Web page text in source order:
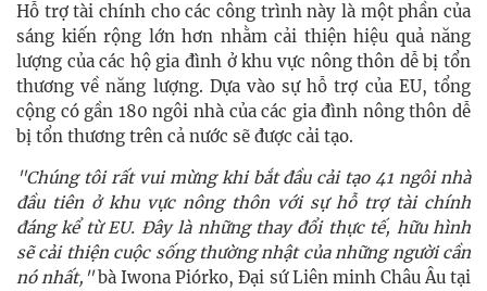
Hỗ trợ tài chính cho các công trình này là một phần của
sáng kiến rộng lớn hơn nhằm cải thiện hiệu quả năng
lượng của các hộ gia đình ở khu vực nông thôn dễ bị tổn
thương về năng lượng. Dựa vào sự hỗ trợ của EU, tổng
cộng có gần 180 ngôi nhà của các gia đình nông thôn dễ
bị tổn thương trên cả nước sẽ được cải tạo.
"Chúng tôi rất vui mừng khi bắt đầu cải tạo 41 ngôi nhà
đầu tiên ở khu vực nông thôn với sự hỗ trợ tài chính
đáng kể từ EU. Đây là những thay đổi thực tế, hữu hình
sẽ cải thiện cuộc sống thường nhật của những người cần
nó nhất,"bà Iwona Piórko, Đại sứ Liên minh Châu Âu tại